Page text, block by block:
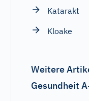
Katarakt
Kloake
Weitere
Gesundheit